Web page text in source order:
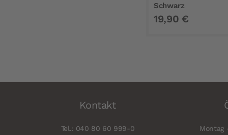
Schwarz
19,90 €
Kontakt
Tel.: 040 80 60 999-0
Montag